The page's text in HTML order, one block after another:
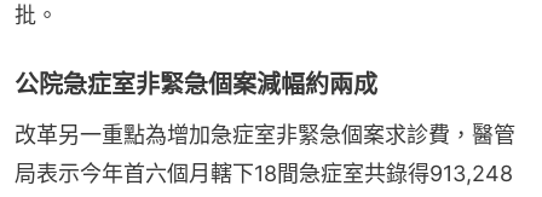
批。
公院急症室非緊急個案減幅約兩成
改革另一重點為增加急症室非緊急個案求診費，醫管
局表示今年首六個月轄下18間急症室共錄得913,248